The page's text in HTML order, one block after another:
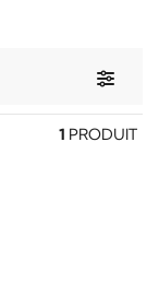
Toggle
1 PRODUIT